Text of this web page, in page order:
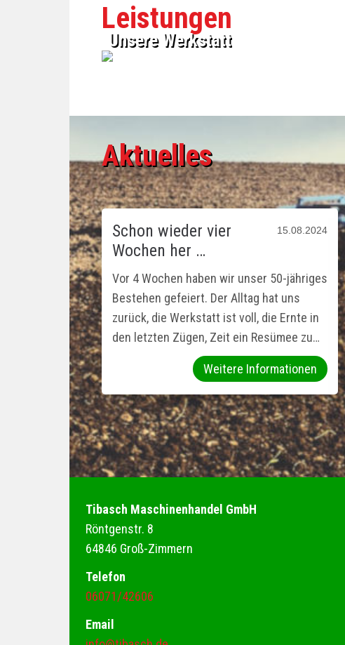
Leistungen
Unsere Werkstatt
Aktuelles
Schon wieder vier
Wochen her …
15.08.2024
Vor 4 Wochen haben wir unser 50-jähriges
Bestehen gefeiert. Der Alltag hat uns
zurück, die Werkstatt ist voll, die Ernte in
den letzten Zügen, Zeit ein Resümee zu…
Weitere Informationen
Tibasch Maschinenhandel GmbH
Röntgenstr. 8
64846 Groß-Zimmern
Telefon
06071/42606
Email